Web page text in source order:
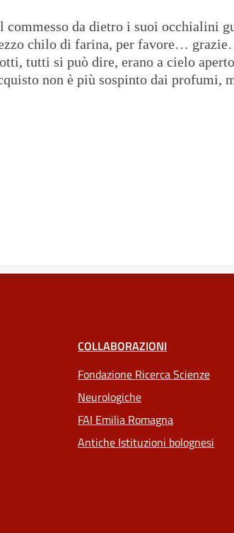
da dietro i suoi occhialini
chilo di farina, per favore…
tutti si può dire, erano a cielo
non è più sospinto dai profumi,
COLLABORAZIONI
Fondazione Ricerca Scienze
Neurologiche
FAI Emilia Romagna
Antiche Istituzioni bolognesi